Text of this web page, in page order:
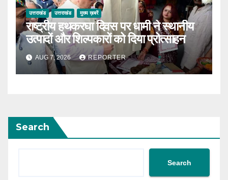
उत्तराखंड उत्तराखंड मुख्य ख़बरें
राष्ट्रीय हथकरघा दिवस पर धामी ने स्थानीय
उत्पादों और शिल्पकारों को दिया प्रोत्साहन
AUG 7, 2026 REPORTER
Search
Search